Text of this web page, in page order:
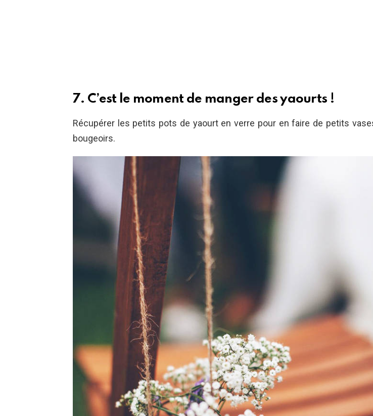
7. C’est le moment de manger des yaourts !
Récupérer les petits pots de yaourt en verre pour en faire de petits
bougeoirs.